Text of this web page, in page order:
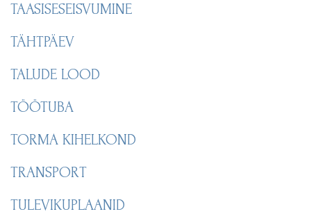
TAASISESEISVUMINE
TÄHTPÄEV
TALUDE LOOD
TÖÖTUBA
TORMA KIHELKOND
TRANSPORT
TULEVIKUPLAANID